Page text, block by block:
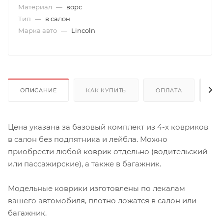
Материал — ворс
Тип — в салон
Марка авто — Lincoln
ОПИСАНИЕ КАК КУПИТЬ ОПЛАТА
Цена указана за базовый комплект из 4-х ковриков
в салон без подпятника и лейбла. Можно
приобрести любой коврик отдельно (водительский
или пассажирские), а также в багажник.
Модельные коврики изготовлены по лекалам
вашего автомобиля, плотно ложатся в салон или
багажник.